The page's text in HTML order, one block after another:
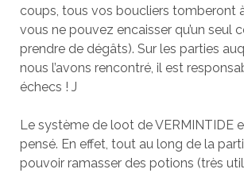
coups, tous vos boucliers tomberont
vous ne pouvez encaisser qu’un seul
prendre de dégâts). Sur les parties
nous l’avons rencontré, il est
échecs ! J
Le système de loot de VERMINTIDE
pensé. En effet, tout au long de la
pouvoir ramasser des potions (très